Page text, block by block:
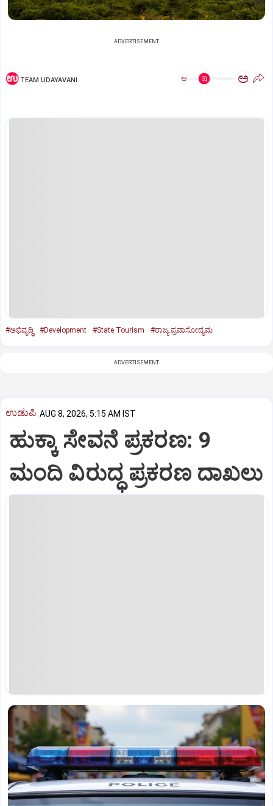
ADVERTISEMENT
TEAM UDAYAVANI ಅ ಅ
#ಅಭಿವೃದ್ಧಿ #Development #State Tourism #ರಾಜ್ಯ ಪ್ರವಾಸೋದ್ಯಮ
ADVERTISEMENT
ಉಡುಪಿ AUG 8, 2026, 5:15 AM IST
ಹುಕ್ಕಾ ಸೇವನೆ ಪ್ರಕರಣ: 9
ಮಂದಿ ವಿರುದ್ಧ ಪ್ರಕರಣ ದಾಖಲು